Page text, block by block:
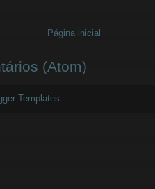
Página inicial
(Atom)
Templates